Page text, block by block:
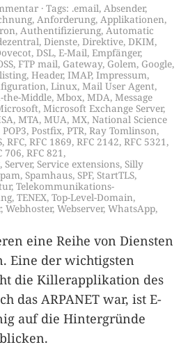
Tags: .email, Absender,
, Anforderung, Applikationen,
, Authentifizierung, Automatic
, Dienste, Direktive, DKIM,
, DSL, E-Mail, Empfänger,
, FTP mail, Gateway, Golem, Google,
, Header, IMAP, Impressum,
, Linux, Mail User Agent,
the-Middle, Mbox, MDA, Message
, Microsoft Exchange Server,
, MTA, MUA, MX, National Science
POP3, Postfix, PTR, Ray Tomlinson,
, RFC, RFC 1869, RFC 2142, RFC 5321 ,
706, RFC 821 ,
, Server, Service extensions, Silly
, Spamhaus, SPF, StartTLS,
, Telekommunikations-
, TENEX, Top-Level-Domain,
, Webhoster, Webserver, WhatsApp,
eine Reihe von Diensten
Eine der wichtigsten
die Killerapplikation des
das ARPANET war, ist E-
auf die Hintergründe